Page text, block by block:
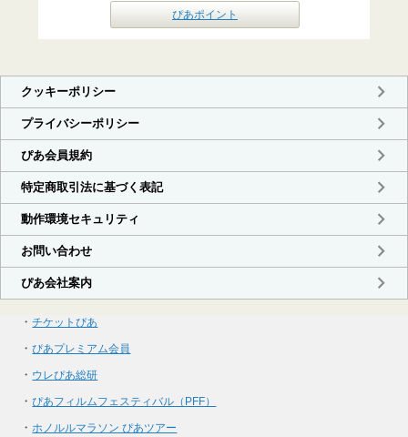
ぴあポイント
・チケットぴあ
・ぴあプレミアム会員
・ ウレぴあ総研
・ぴあフィルムフェスティバル（PFF）
・ ホノルルマラソン ぴあツアー